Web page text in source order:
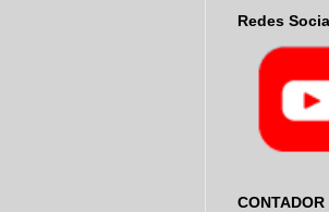
Redes
CONTADOR